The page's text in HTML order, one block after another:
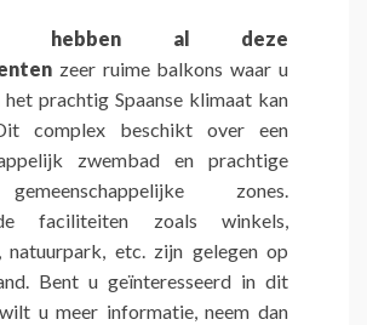
hebben al deze
zeer ruime balkons waar u
prachtig Spaanse klimaat kan
complex beschikt over een
zwembad en prachtige
zones.
faciliteiten zoals winkels,
natuurpark, etc. zijn gelegen op
Bent u geïnteresseerd in dit
u meer informatie, neem dan